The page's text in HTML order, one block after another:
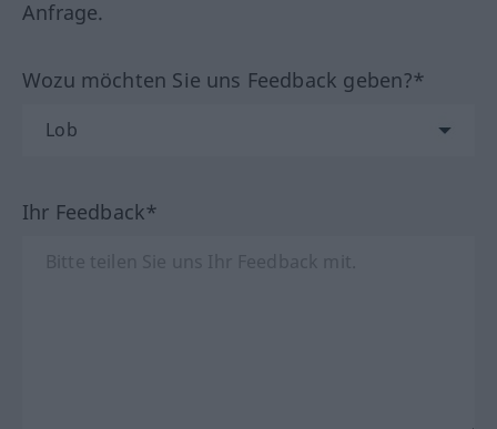
Anfrage.
Wozu möchten Sie uns Feedback geben?*
Ihr Feedback*